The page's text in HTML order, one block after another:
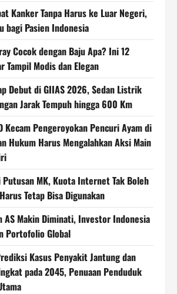
Kanker Tanpa Harus ke Luar Negeri,
bagi Pasien Indonesia
Cocok dengan Baju Apa? Ini 12
Tampil Modis dan Elegan
Debut di GIIAS 2026, Sedan Listrik
Jarak Tempuh hingga 600 Km
Kecam Pengeroyokan Pencuri Ayam di
Hukum Harus Mengalahkan Aksi Main
MK, Kuota Internet Tak Boleh
Tetap Bisa Digunakan
AS Makin Diminati, Investor Indonesia
Portofolio Global
Kasus Penyakit Jantung dan
pada 2045, Penuaan Penduduk